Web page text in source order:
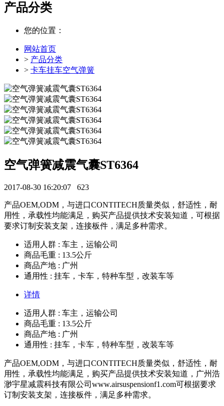
产品分类
您的位置：
网站首页
> 产品分类
> 卡车挂车空气弹簧
空气弹簧减震气囊ST6364
2017-08-30 16:20:07 623
产品OEM,ODM，与进口CONTITECH质量类似，舒适性，耐
用性，承载性均能满足，购买产品提供技术安装知道，可根据
要求订制安装支架，连接板件，满足多种需求。
适用人群 : 车主，运输公司
商品毛重 : 13.5公斤
商品产地 : 广州
通用性 : 挂车，卡车，特种车型，改装车等
详情
适用人群 : 车主，运输公司
商品毛重 : 13.5公斤
商品产地 : 广州
通用性 : 挂车，卡车，特种车型，改装车等
产品OEM,ODM，与进口CONTITECH质量类似，舒适性，耐
用性，承载性均能满足，购买产品提供技术安装知道，广州浩
渺宇星减震科技有限公司www.airsuspensionf1.com可根据要求
订制安装支架，连接板件，满足多种需求。